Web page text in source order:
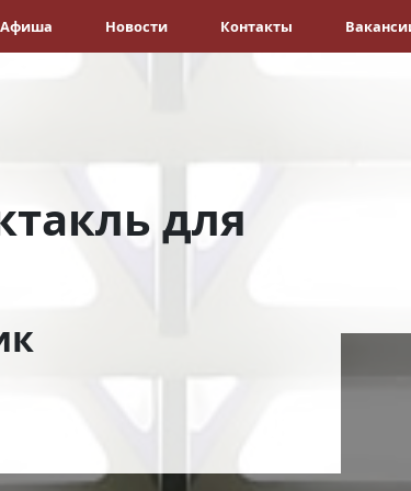
Афиша Новости Контакты
для